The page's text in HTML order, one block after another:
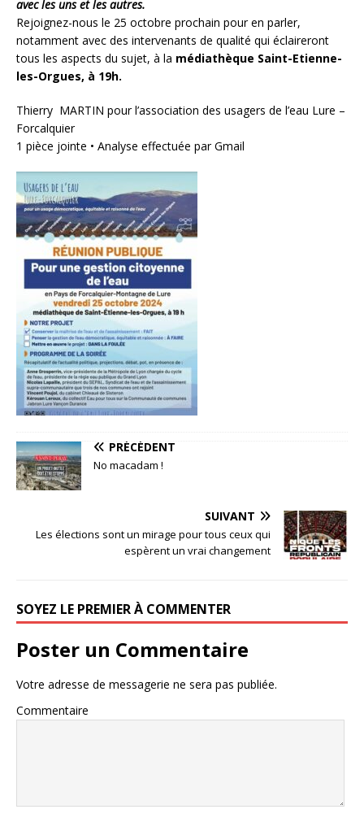
avec les uns et les autres.
Rejoignez-nous le 25 octobre prochain pour en parler,
notamment avec des intervenants de qualité qui éclaireront
tous les aspects du sujet, à la médiathèque Saint-Etienne-
les-Orgues, à 19h.
Thierry MARTIN pour l’association des usagers de l’eau Lure –
Forcalquier
1 pièce jointe • Analyse effectuée par Gmail
PRÉCÉDENT
No macadam !
SUIVANT
Les élections sont un mirage pour tous ceux qui
espèrent un vrai changement
SOYEZ LE PREMIER À COMMENTER
Poster un Commentaire
Votre adresse de messagerie ne sera pas publiée.
Commentaire